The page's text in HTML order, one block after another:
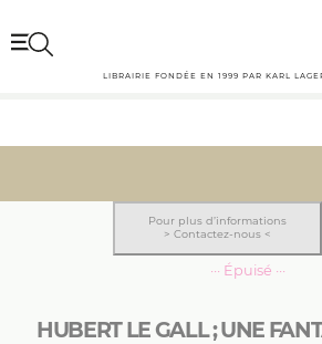
LIBRAIRIE FONDÉE EN 1999 PAR KARL
HUBERT LE GALL ; UNE
Pour plus d’informations
> Contactez-nous <
··· Épuisé ···